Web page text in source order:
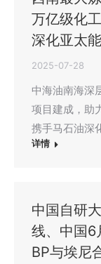
万亿级化
深化亚太
2025-07-28
中海油南海深
项目建成，助
携手马石油深
详情
中国自研
线、中国6
BP与埃尼